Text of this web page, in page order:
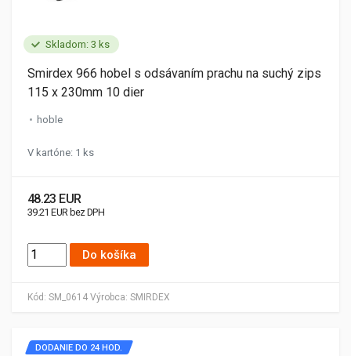
Skladom: 3 ks
Kód: SM_0614 Výrobca: SMIRDEX
Smirdex 966 hobel s odsávaním prachu na suchý zips
115 x 230mm 10 dier
hoble
V kartóne: 1 ks
48.23 EUR
39.21 EUR bez DPH
Do košíka
DODANIE DO 24 HOD.